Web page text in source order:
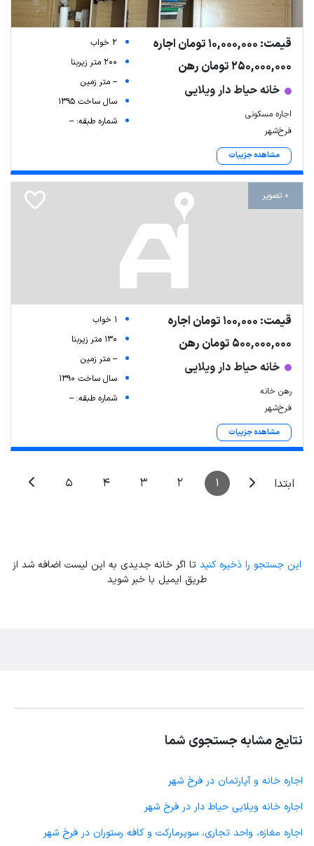
قیمت: 10,000,000 تومان اجاره
250,000,000 تومان رهن
خانه حیاط دار ویلایی
اجاره مسکونی
فرخ‌شهر
مشاهده جزییات
2 خواب
200 متر زیربنا
-- متر زمین
سال ساخت 1395
شماره طبقه: --
0 تصویر
قیمت: 100,000 تومان اجاره
500,000,000 تومان رهن
خانه حیاط دار ویلایی
رهن خانه
فرخ‌شهر
مشاهده جزییات
1 خواب
130 متر زیربنا
-- متر زمین
سال ساخت 1390
شماره طبقه: --
ابتدا 1
2
3
4
5
این جستجو را ذخیره کنید تا اگر خانه جدیدی به این لیست اضافه شد از
طریق ایمیل با خبر شوید
نتایج مشابه جستجوی شما
اجاره خانه و آپارتمان در فرخ شهر
اجاره خانه ویلایی حیاط دار در فرخ شهر
اجاره مغازه، واحد تجاری، سوپرمارکت و کافه رستوران در فرخ شهر